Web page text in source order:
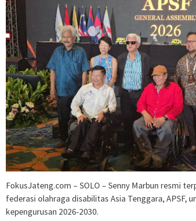
Resmi Dibuka di Surakarta
LITERAKSI (Literasi Interaktif):
Penguatan Budaya Literasi Anak
Melalui Kegiatan Membaca, Bermain,
Berkarya, dan Bercerita
ISRA 2026 Apresiasi 99 Program CSR
dari 89 Perusahaan
FokusJateng.com – SOLO – Senny Marbun resmi
federasi olahraga disabilitas Asia Tenggara, APSF,
kepengurusan 2026-2030.
Cari
untuk: